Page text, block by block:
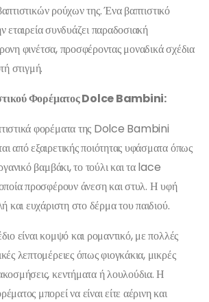
ρούχων της. Ένα βαπτιστικό
συνδυάζει παραδοσιακή
φινέτσα, προσφέροντας μοναδικά σχέδια
στιγμή.
Φορέματος Dolce Bambini:
φορέματα της Dolce Bambini
από εξαιρετικής ποιότητας υφάσματα όπως
βαμβάκι, το τούλι και τα lace
προσφέρουν άνεση και στυλ. Η υφή
και ευχάριστη στο δέρμα του παιδιού.
είναι κομψό και ρομαντικό, με πολλές
λεπτομέρειες όπως φιογκάκια, μικρές
κεντήματα ή λουλούδια. Η
μπορεί να είναι είτε αέρινη και